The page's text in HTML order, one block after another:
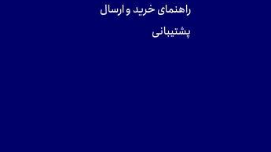
راهنمای خرید و ارسال
پشتیبانی